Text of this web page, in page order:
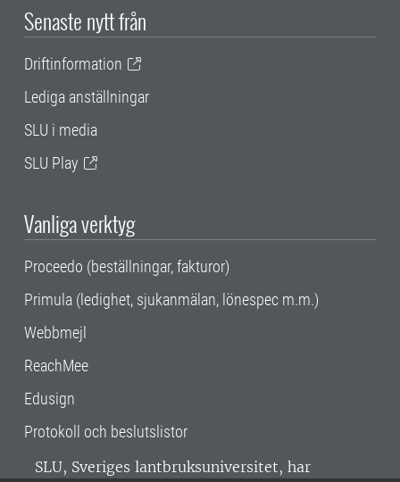
Senaste nytt från
Driftinformation
Lediga anställningar
SLU i media
SLU Play
Vanliga verktyg
Proceedo (beställningar, fakturor)
Primula (ledighet, sjukanmälan, lönespec m.m.)
Webbmejl
ReachMee
Edusign
Protokoll och beslutslistor
SLU, Sveriges lantbruksuniversitet, har